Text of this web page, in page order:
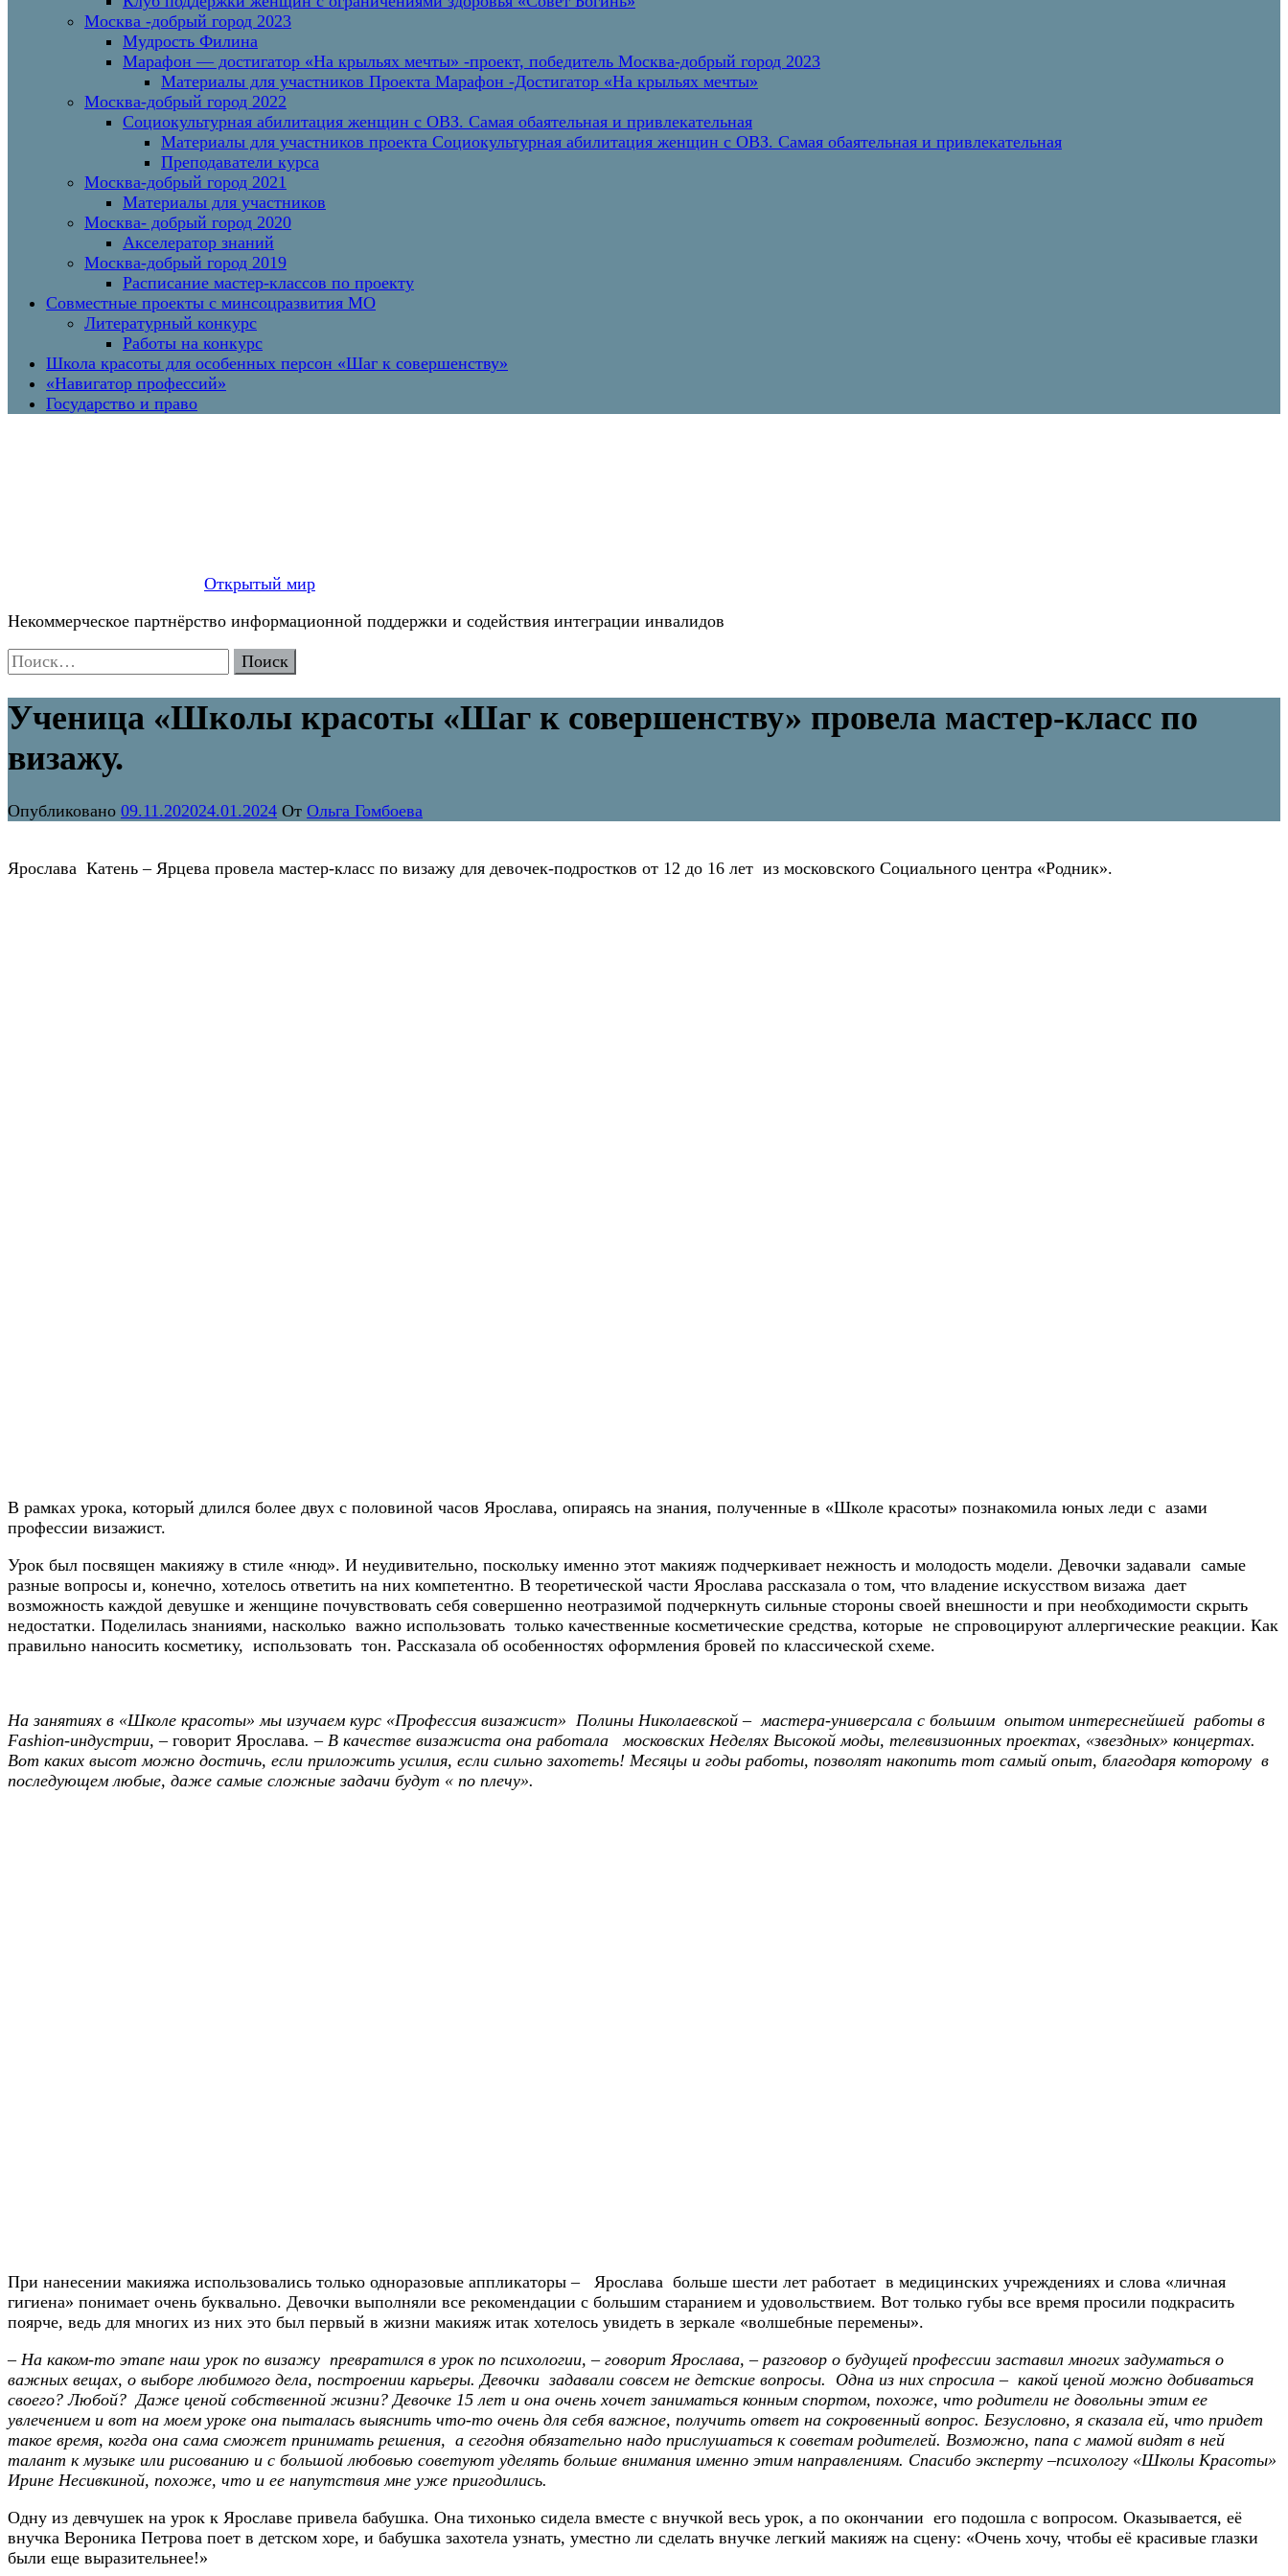
Москва -добрый город 2023
Мудрость Филина
Марафон — достигатор «На крыльях мечты» -проект, победитель Москва-добрый город 2023
Материалы для участников Проекта Марафон -Достигатор «На крыльях мечты»
Москва-добрый город 2022
Социокультурная абилитация женщин с ОВЗ. Самая обаятельная и привлекательная
Материалы для участников проекта Социокультурная абилитация женщин с ОВЗ. Самая обаятельная и привлекательная
Преподаватели курса
Москва-добрый город 2021
Материалы для участников
Москва- добрый город 2020
Акселератор знаний
Москва-добрый город 2019
Расписание мастер-классов по проекту
Совместные проекты с минсоцразвития МО
Литературный конкурс
Работы на конкурс
Школа красоты для особенных персон «Шаг к совершенству»
«Навигатор профессий»
Государство и право
Открытый мир
Некоммерческое партнёрство информационной поддержки и содействия интеграции инвалидов
Найти:
Ученица «Школы красоты «Шаг к совершенству» провела мастер-класс по
визажу.
Опубликовано 09.11.202024.01.2024 От Ольга Гомбоева
Ярослава Катень – Ярцева провела мастер-класс по визажу для девочек-подростков от 12 до 16 лет из московского Социального центра «Родник».
В рамках урока, который длился более двух с половиной часов Ярослава, опираясь на знания, полученные в «Школе красоты» познакомила юных леди с азами
профессии визажист.
Урок был посвящен макияжу в стиле «нюд». И неудивительно, поскольку именно этот макияж подчеркивает нежность и молодость модели. Девочки задавали самые
разные вопросы и, конечно, хотелось ответить на них компетентно. В теоретической части Ярослава рассказала о том, что владение искусством визажа дает
возможность каждой девушке и женщине почувствовать себя совершенно неотразимой подчеркнуть сильные стороны своей внешности и при необходимости скрыть
недостатки. Поделилась знаниями, насколько важно использовать только качественные косметические средства, которые не спровоцируют аллергические реакции. Как
правильно наносить косметику, использовать тон. Рассказала об особенностях оформления бровей по классической схеме.
На занятиях в «Школе красоты» мы изучаем курс «Профессия визажист» Полины Николаевской – мастера-универсала с большим опытом интереснейшей работы в
Fashion-индустрии, – говорит Ярослава. – В качестве визажиста она работала московских Неделях Высокой моды, телевизионных проектах, «звездных» концертах.
Вот каких высот можно достичь, если приложить усилия, если сильно захотеть! Месяцы и годы работы, позволят накопить тот самый опыт, благодаря которому в
последующем любые, даже самые сложные задачи будут « по плечу».
При нанесении макияжа использовались только одноразовые аппликаторы – Ярослава больше шести лет работает в медицинских учреждениях и слова «личная
гигиена» понимает очень буквально. Девочки выполняли все рекомендации с большим старанием и удовольствием. Вот только губы все время просили подкрасить
поярче, ведь для многих из них это был первый в жизни макияж итак хотелось увидеть в зеркале «волшебные перемены».
– На каком-то этапе наш урок по визажу превратился в урок по психологии, – говорит Ярослава, – разговор о будущей профессии заставил многих задуматься о
важных вещах, о выборе любимого дела, построении карьеры. Девочки задавали совсем не детские вопросы. Одна из них спросила – какой ценой можно добиваться
своего? Любой? Даже ценой собственной жизни? Девочке 15 лет и она очень хочет заниматься конным спортом, похоже, что родители не довольны этим ее
увлечением и вот на моем уроке она пыталась выяснить что-то очень для себя важное, получить ответ на сокровенный вопрос. Безусловно, я сказала ей, что придет
такое время, когда она сама сможет принимать решения, а сегодня обязательно надо прислушаться к советам родителей. Возможно, папа с мамой видят в ней
талант к музыке или рисованию и с большой любовью советуют уделять больше внимания именно этим направлениям. Спасибо эксперту –психологу «Школы Красоты»
Ирине Несивкиной, похоже, что и ее напутствия мне уже пригодились.
Одну из девчушек на урок к Ярославе привела бабушка. Она тихонько сидела вместе с внучкой весь урок, а по окончании его подошла с вопросом. Оказывается, её
внучка Вероника Петрова поет в детском хоре, и бабушка захотела узнать, уместно ли сделать внучке легкий макияж на сцену: «Очень хочу, чтобы её красивые глазки
были еще выразительнее!»